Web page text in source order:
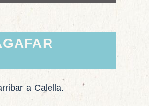
a Calella.